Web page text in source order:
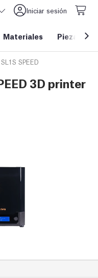
Iniciar sesión
Materiales Piezas y
SPEED
3D printer